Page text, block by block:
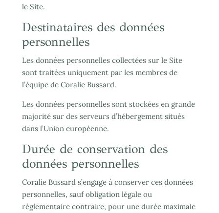
le Site.
Destinataires des données
personnelles
Les données personnelles collectées sur le Site
sont traitées uniquement par les membres de
l’équipe de Coralie Bussard.
Les données personnelles sont stockées en grande
majorité sur des serveurs d’hébergement situés
dans l’Union européenne.
Durée de conservation des
données personnelles
Coralie Bussard s’engage à conserver ces données
personnelles, sauf obligation légale ou
réglementaire contraire, pour une durée maximale